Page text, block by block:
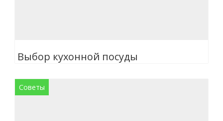
Выбор кухонной посуды
Советы